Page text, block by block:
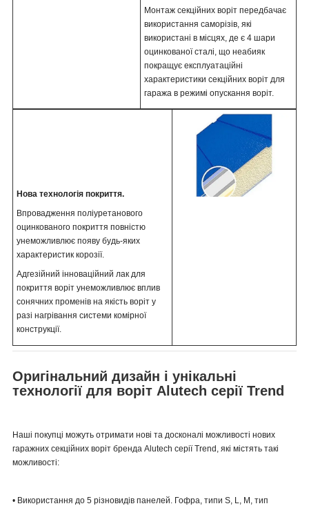
Монтаж секційних воріт передбачає
використання саморізів, які
використані в місцях, де є 4 шари
оцинкованої сталі, що неабияк
покращує експлуатаційні
характеристики секційних воріт для
гаража в режимі опускання воріт.
Нова технологія покриття.
Впровадження поліуретанового
оцинкованого покриття повністю
унеможливлює появу будь-яких
характеристик корозії.
Адгезійний інноваційний лак для
покриття воріт унеможливлює вплив
сонячних променів на якість воріт у
разі нагрівання системи комірної
конструкції.
Оригінальний дизайн і унікальні
технології для воріт Alutech серії Trend
Наші покупці можуть отримати нові та досконалі можливості нових
гаражних секційних воріт бренда Alutech серії Trend, які містять такі
можливості:
• Використання до 5 різновидів панелей. Гофра, типи S, L, M, тип